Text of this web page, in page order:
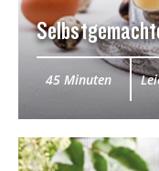
45 Minuten